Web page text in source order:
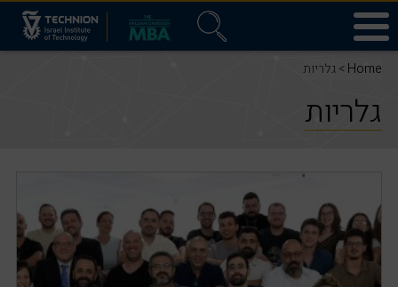
Home > גלריות
גלריות